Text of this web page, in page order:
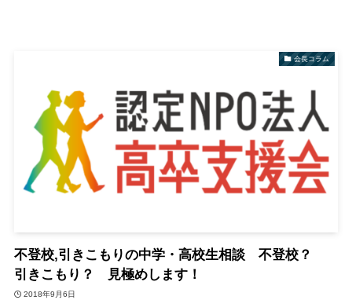
会長コラム
不登校,引きこもりの中学・高校生相談 不登校？
引きこもり？ 見極めします！
2018年9月6日